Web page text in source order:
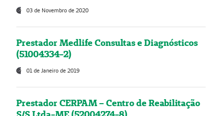
03 de Novembro de 2020
Prestador Medlife Consultas e Diagnósticos
(51004334-2)
01 de Janeiro de 2019
Prestador CERPAM – Centro de Reabilitação